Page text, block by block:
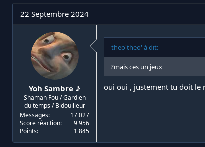
22 Septembre 2024
Yoh Sambre ♪
Shaman Fou / Gardien
du temps / Bidouilleur
Messages
17 027
Score réaction
9 956
Points
1 845
theo'theo' à dit:
?mais ces un jeux
oui oui , justement tu doit le